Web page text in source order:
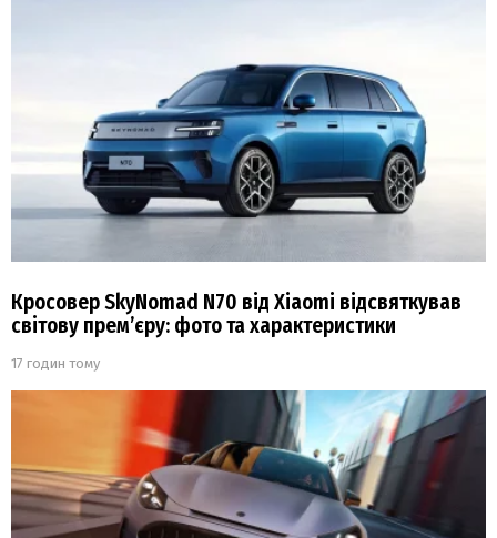
Кросовер SkyNomad N70 від Xiaomi відсвяткував
світову прем’єру: фото та характеристики
17 годин тому